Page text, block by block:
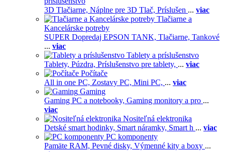
3D Tlačiarne, Náplne pre 3D Tlač, Príslušen ... viac
Tlačiarne a
Kancelárske potreby
SUPER Dopredaj EPSON TANK, Tlačiarne, Tankové
... viac
Tablety a príslušenstvo
Tablety, Púzdra, Príslušenstvo pre tablety, ... viac
Počítače
All in one PC, Zostavy PC, Mini PC, ... viac
Gaming
Gaming PC a notebooky, Gaming monitory a pro ...
viac
Nositeľná elektronika
Detské smart hodinky, Smart náramky, Smart h ... viac
PC komponenty
Pamäte RAM, Pevné disky, Výmenné kity a boxy ...